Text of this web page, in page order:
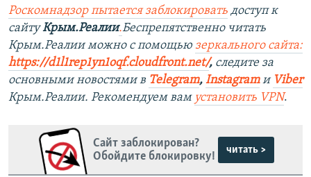
Роскомнадзор пытается заблокировать доступ к
сайтуКрым.Реалии.Беспрепятственно читать
Крым.Реалии можно с помощью зеркального сайта:
https://d1l1rep1yn1oqf.cloudfront.net/, следите за
основными новостями в Telegram, Instagramи Viber
Крым.Реалии. Рекомендуем вам установить VPN.
Сайт заблокирован?
Обойдите блокировку!
читать >